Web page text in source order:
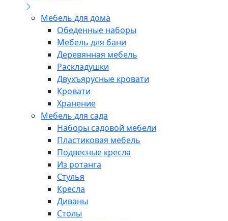
Мебель для дома
Обеденные наборы
Мебель для бани
Деревянная мебель
Раскладушки
Двухъярусные кровати
Кровати
Хранение
Мебель для сада
Наборы садовой мебели
Пластиковая мебель
Подвесные кресла
Из ротанга
Стулья
Кресла
Диваны
Столы